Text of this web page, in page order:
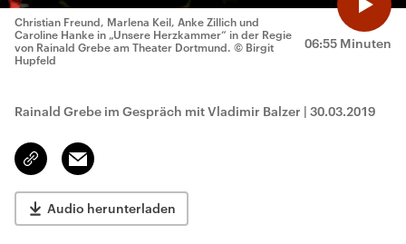
06:55 Minuten
Christian Freund, Marlena Keil, Anke Zillich und
Caroline Hanke in „Unsere Herzkammer“ in der Regie
von Rainald Grebe am Theater Dortmund. © Birgit
Hupfeld
Rainald Grebe im Gespräch mit Vladimir Balzer | 30.03.2019
Link
kopieren/teilen
Email
Audio herunterladen